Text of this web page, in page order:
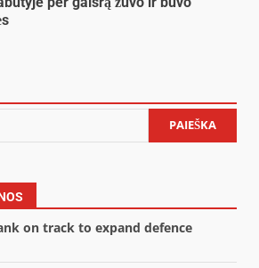
PAIEŠKA
on track to expand defence